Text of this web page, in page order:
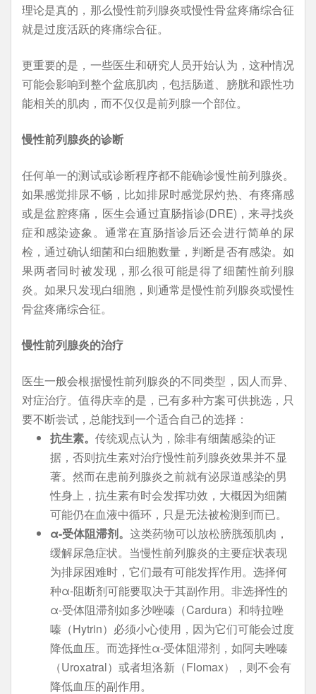
理论是真的，那么慢性前列腺炎或慢性骨盆疼痛综合征
就是过度活跃的疼痛综合征。
更重要的是，一些医生和研究人员开始认为，这种情况
可能会影响到整个盆底肌肉，包括肠道、膀胱和跟性功
能相关的肌肉，而不仅仅是前列腺一个部位。
慢性前列腺炎的诊断
任何单一的测试或诊断程序都不能确诊慢性前列腺炎。
如果感觉排尿不畅，比如排尿时感觉尿灼热、有疼痛感
或是盆腔疼痛，医生会通过直肠指诊(DRE)，来寻找炎
症和感染迹象。通常在直肠指诊后还会进行简单的尿
检，通过确认细菌和白细胞数量，判断是否有感染。如
果两者同时被发现，那么很可能是得了细菌性前列腺
炎。如果只发现白细胞，则通常是慢性前列腺炎或慢性
骨盆疼痛综合征。
慢性前列腺炎的治疗
医生一般会根据慢性前列腺炎的不同类型，因人而异、
对症治疗。值得庆幸的是，已有多种方案可供挑选，只
要不断尝试，总能找到一个适合自己的选择：
抗生素。 传统观点认为，除非有细菌感染的证
据，否则抗生素对治疗慢性前列腺炎效果并不显
著。然而在患前列腺炎之前就有泌尿道感染的男
性身上，抗生素有时会发挥功效，大概因为细菌
可能仍在血液中循环，只是无法被检测到而已。
α-受体阻滞剂。 这类药物可以放松膀胱颈肌肉，
缓解尿急症状。当慢性前列腺炎的主要症状表现
为排尿困难时，它们最有可能发挥作用。选择何
种α-阻断剂可能要取决于其副作用。非选择性的
α-受体阻滞剂如多沙唑嗪（Cardura）和特拉唑
嗪（Hytrin）必须小心使用，因为它们可能会过度
降低血压。而选择性α-受体阻滞剂，如阿夫唑嗪
（Uroxatral）或者坦洛新（Flomax），则不会有
降低血压的副作用。